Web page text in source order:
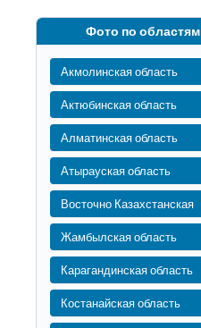
Фото по областям
Акмолинская область
Актюбинская область
Алматинская область
Атырауская область
Восточно Казахстанская
Жамбылская область
Карагандинская область
Костанайская область